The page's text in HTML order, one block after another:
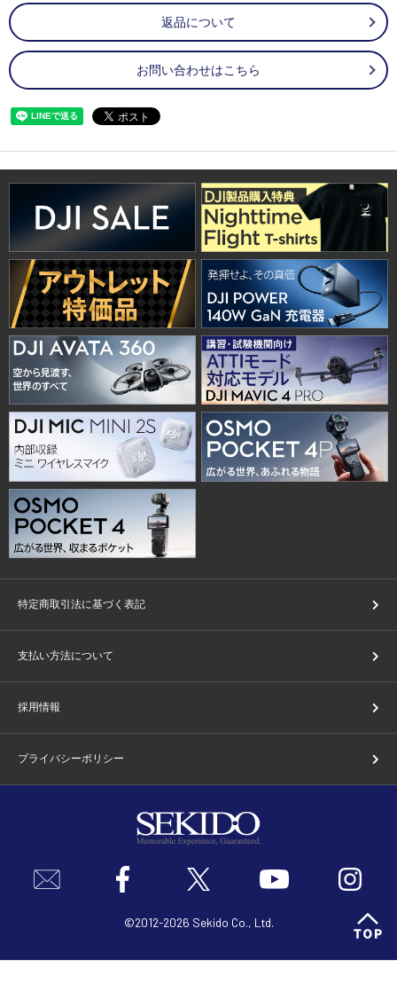
返品について
お問い合わせはこちら
特定商取引法に基づく表記
支払い方法について
採用情報
プライバシーポリシー
©2012-2026 Sekido Co., Ltd.